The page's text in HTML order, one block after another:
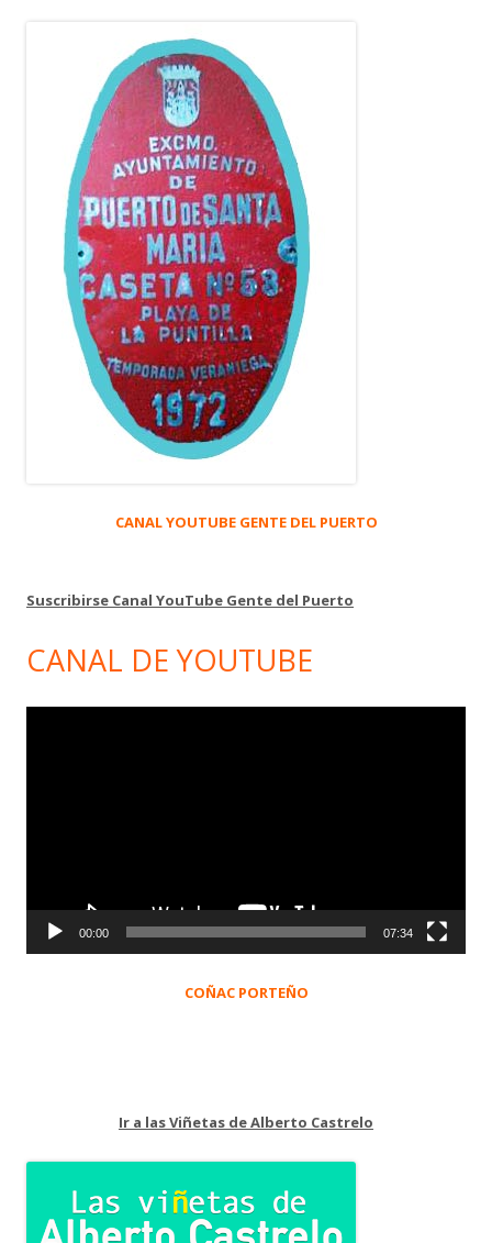
CANAL YOUTUBE GENTE DEL PUERTO
Suscribirse Canal YouTube Gente del Puerto
CANAL DE YOUTUBE
00:00 07:34
COÑAC PORTEÑO
Ir a las Viñetas de Alberto Castrelo